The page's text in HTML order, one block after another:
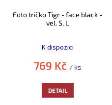
Foto tričko Tigr - face black -
vel. S, L
hodnocení
produktu
je
5,0
z
5
hvězdiček.
K dispozici
769 Kč / ks
DETAIL